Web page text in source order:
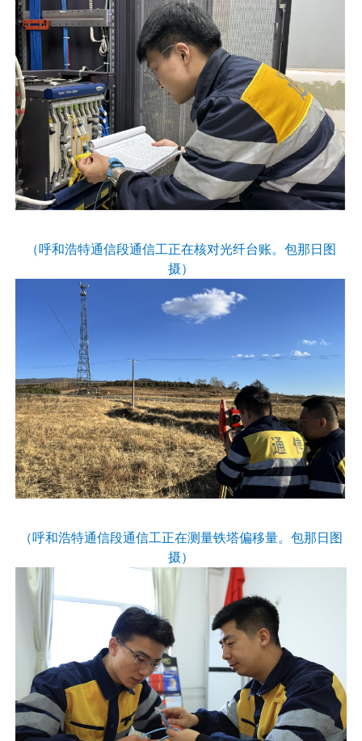
（呼和浩特通信段通信工正在核对光纤台账。包那日图
摄）
（呼和浩特通信段通信工正在测量铁塔偏移量。包那日图
摄）